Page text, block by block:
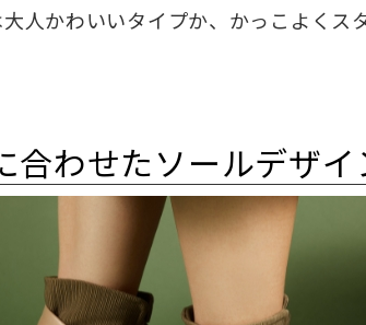
人かわいいタイプか、かっこよく
合わせたソールデザイ